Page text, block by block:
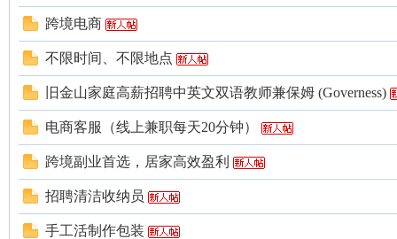
国
跨境电商
不限时间、不限地点
旧金山家庭高薪招聘中英文双语教师兼保姆 (Governess)
电商客服（线上兼职每天20分钟）
跨境副业首选，居家高效盈利
招聘清洁收纳员
手工活制作包装